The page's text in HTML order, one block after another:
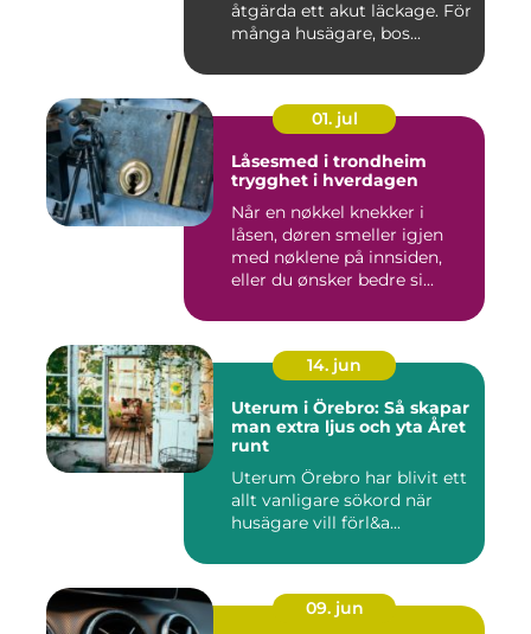
åtgärda ett akut läckage. För
många husägare, bos...
01. jul
Låsesmed i trondheim
trygghet i hverdagen
Når en nøkkel knekker i
låsen, døren smeller igjen
med nøklene på innsiden,
eller du ønsker bedre si...
14. jun
Uterum i Örebro: Så skapar
man extra ljus och yta Året
runt
Uterum Örebro har blivit ett
allt vanligare sökord när
husägare vill förl&a...
09. jun